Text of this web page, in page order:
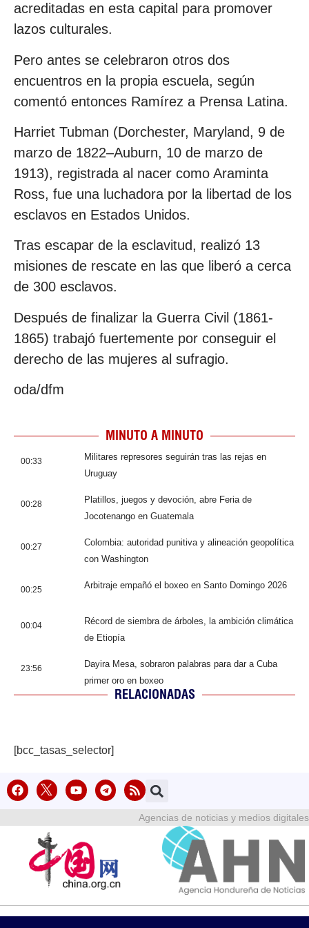
acreditadas en esta capital para promover
lazos culturales.
Pero antes se celebraron otros dos
encuentros en la propia escuela, según
comentó entonces Ramírez a Prensa Latina.
Harriet Tubman (Dorchester, Maryland, 9 de
marzo de 1822–Auburn, 10 de marzo de
1913), registrada al nacer como Araminta
Ross, fue una luchadora por la libertad de los
esclavos en Estados Unidos.
Tras escapar de la esclavitud, realizó 13
misiones de rescate en las que liberó a cerca
de 300 esclavos.
Después de finalizar la Guerra Civil (1861-
1865) trabajó fuertemente por conseguir el
derecho de las mujeres al sufragio.
oda/dfm
MINUTO A MINUTO
00:33
Militares represores seguirán tras las rejas en
Uruguay
00:28
Platillos, juegos y devoción, abre Feria de
Jocotenango en Guatemala
00:27
Colombia: autoridad punitiva y alineación geopolítica
con Washington
00:25 Arbitraje empañó el boxeo en Santo Domingo 2026
00:04
Récord de siembra de árboles, la ambición climática
de Etiopía
23:56
Dayira Mesa, sobraron palabras para dar a Cuba
primer oro en boxeo
RELACIONADAS
[bcc_tasas_selector]
Agencias de noticias y medios digitales